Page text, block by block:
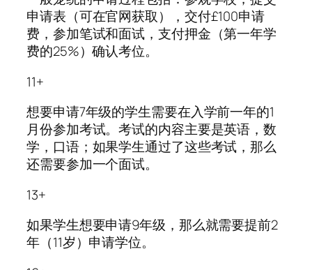
申请表（可在官网获取），交付£100申请
费，参加笔试和面试，支付押金（第一年学
费的25%）确认考位。
11+
想要申请7年级的学生需要在入学前一年的1
月份参加考试。考试的内容主要是英语，数
学，口语；如果学生通过了这些考试，那么
还需要参加一个面试。
13+
如果学生想要申请9年级，那么就需要提前2
年（11岁）申请学位。